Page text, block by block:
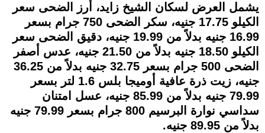
يشمل العرض لسكان الشيخ زايد، أرز الضحى سعر
الكيلو 17.75 جنيه، سكر الضحى 750 جرام بسعر
16.99 جنيه بدلاً من 19.99 جنيه، دقيق الضحى سعر
الكيلو 18.50 جنيه بدلاً من 21.50 جنيه، عدس أصفر
الضحى 500 جرام بسعر 32.75 جنيه بدلاً من 36.25
جنيه، زيت ذرة عافية أوميجا بلس 1.6 لتر بسعر
79.99 جنيه بدلاً من 85.99 جنيه، عسل امتنان
سداسي نوارة البرسيم 800 جرام بسعر 79.99 جنيه
بدلاً من 89.95 جنيه.